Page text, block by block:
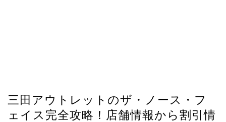
三田アウトレットのザ・ノース・フ
ェイス完全攻略！店舗情報から割引情